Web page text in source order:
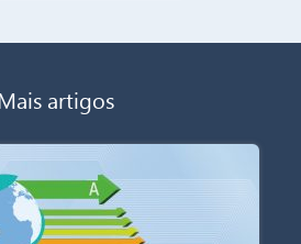
artigos